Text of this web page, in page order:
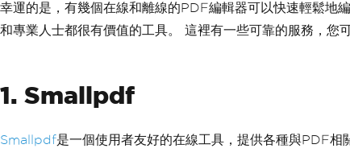
幸運的是，有幾個在線和離線的PDF編輯器可以快速輕鬆地
和專業人士都很有價值的工具。 這裡有一些可靠的服務，您
1. Smallpdf
Smallpdf是一個使用者友好的在線工具，提供各種與PDF相